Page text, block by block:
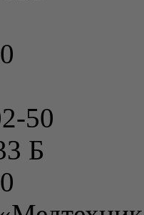
50
Б